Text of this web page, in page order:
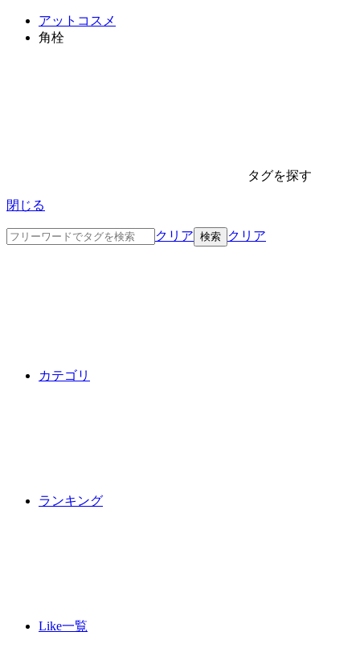
アットコスメ
角栓
タグを探す
閉じる
クリア クリア
カテゴリ
ランキング
Like一覧